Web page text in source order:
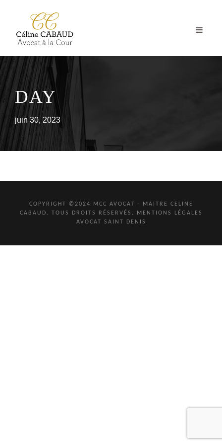
DAY
juin 30, 2023
COPYRIGHT ©2024 MCC AVOCAT - MAITRE CELINE
CABAUD. TOUS DROITS RÉSERVÉS.
MENTIONS LÉGALES
AVOCAT SAINT DENIS